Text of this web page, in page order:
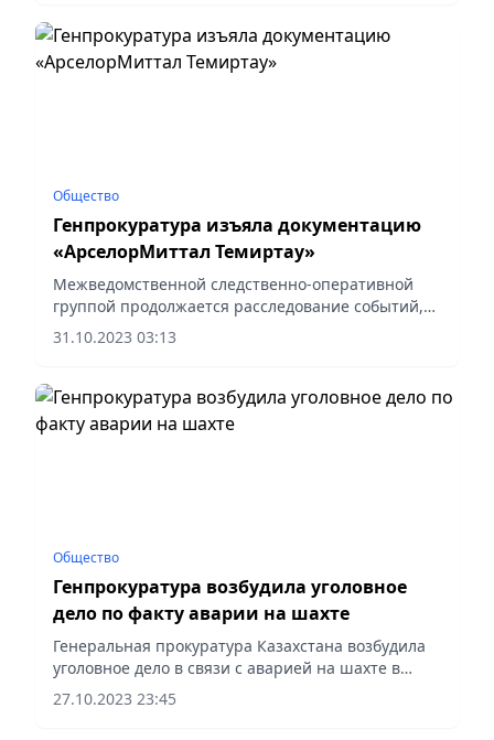
Общество
Генпрокуратура изъяла документацию
«АрселорМиттал Темиртау»
Межведомственной следственно-оперативной
группой продолжается расследование событий,
произошедших на шахте им. Костенко АО
«АрселорМиттал Темиртау», сообщает пресс-
31.10.2023 03:13
Общество
Генпрокуратура возбудила уголовное
дело по факту аварии на шахте
Генеральная прокуратура Казахстана возбудила
уголовное дело в связи с аварией на шахте в
Караганде, сообщила пресс-служба ведомства.
27.10.2023 23:45